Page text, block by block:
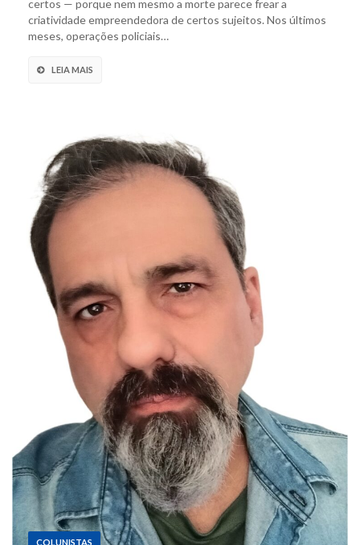
certos — porque nem mesmo a morte parece frear a
criatividade empreendedora de certos sujeitos. Nos últimos
meses, operações policiais…
LEIA MAIS
COLUNISTAS